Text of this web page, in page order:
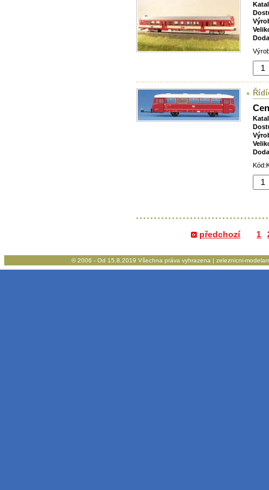
předchozí 1
© 2006 - Od 15.8.2019 Všechna práva vyhrazena | zeleznicni-